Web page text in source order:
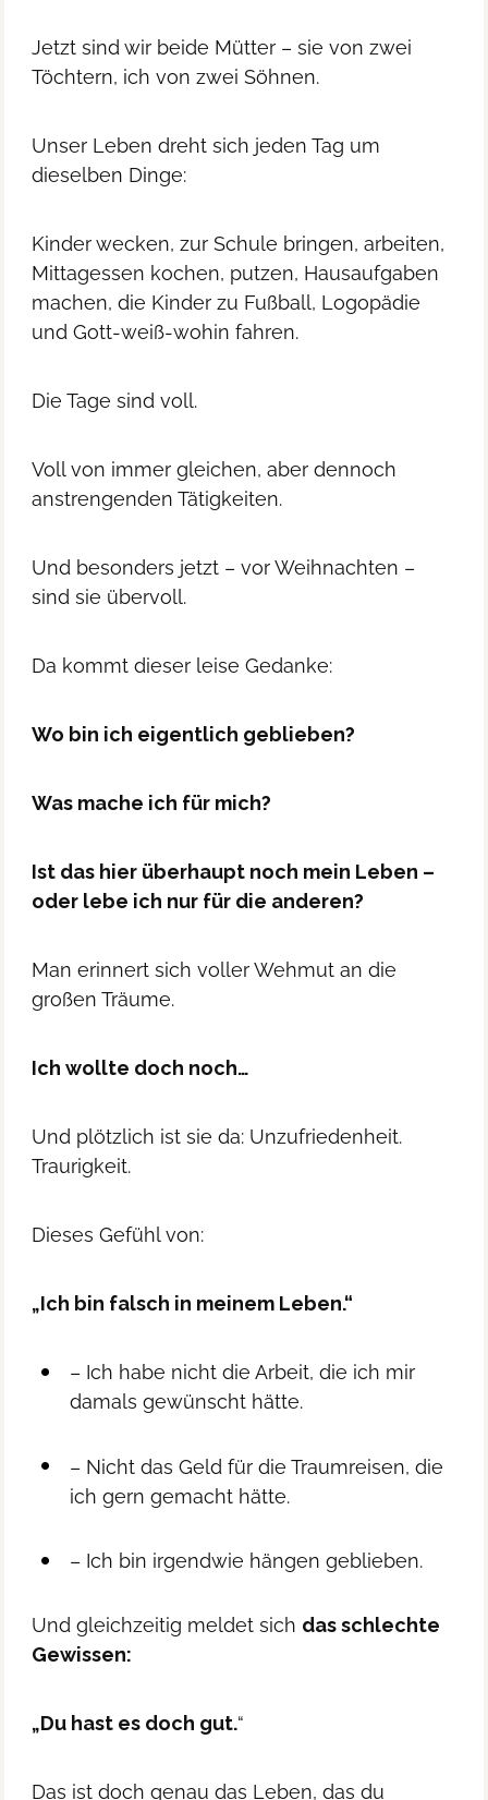
Jetzt sind wir beide Mütter – sie von zwei
Töchtern, ich von zwei Söhnen.
Unser Leben dreht sich jeden Tag um
dieselben Dinge:
Kinder wecken, zur Schule bringen, arbeiten,
Mittagessen kochen, putzen, Hausaufgaben
machen, die Kinder zu Fußball, Logopädie
und Gott-weiß-wohin fahren.
Die Tage sind voll.
Voll von immer gleichen, aber dennoch
anstrengenden Tätigkeiten.
Und besonders jetzt – vor Weihnachten –
sind sie übervoll.
Da kommt dieser leise Gedanke:
Wo bin ich eigentlich geblieben?
Was mache ich für mich?
Ist das hier überhaupt noch mein Leben –
oder lebe ich nur für die anderen?
Man erinnert sich voller Wehmut an die
großen Träume.
Ich wollte doch noch…
Und plötzlich ist sie da: Unzufriedenheit.
Traurigkeit.
Dieses Gefühl von:
„Ich bin falsch in meinem Leben.“
– Ich habe nicht die Arbeit, die ich mir
damals gewünscht hätte.
– Nicht das Geld für die Traumreisen, die
ich gern gemacht hätte.
– Ich bin irgendwie hängen geblieben.
Und gleichzeitig meldet sich das schlechte
Gewissen:
„Du hast es doch gut.“
Das ist doch genau das Leben, das du